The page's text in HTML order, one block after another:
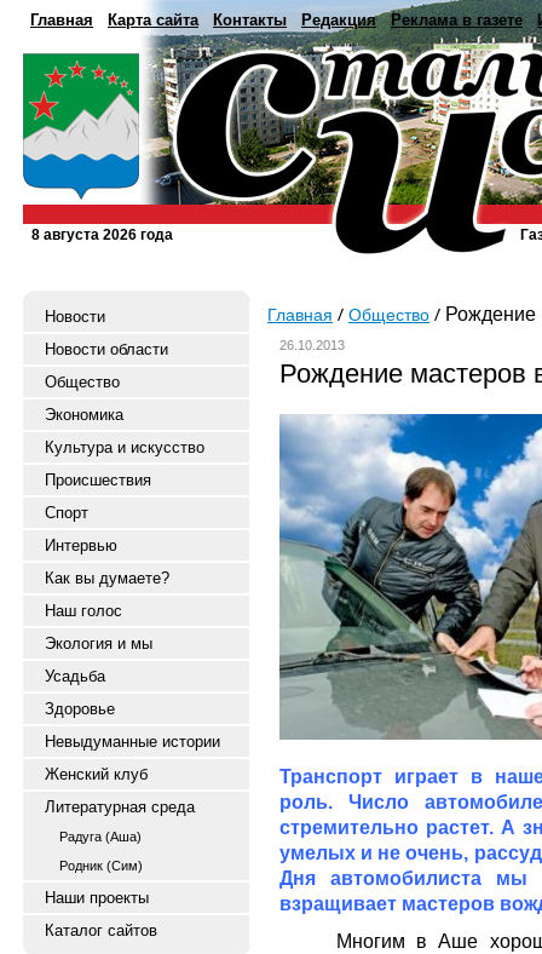
Главная Карта сайта Контакты Редакция Реклама в газете
8 августа 2026 года
Новости
Новости области
Общество
Экономика
Культура и искусство
Происшествия
Спорт
Интервью
Как вы думаете?
Наш голос
Экология и мы
Усадьба
Здоровье
Невыдуманные истории
Женский клуб
Литературная среда
Радуга (Аша)
Родник (Сим)
Наши проекты
Каталог сайтов
Главная Общество Рождение
26.10.2013
Рождение мастеров
Транспорт играет в
роль. Число
стремительно растет. А
умелых и не очень,
Дня автомобилиста мы
взращивает мастеров
Многим в Аше